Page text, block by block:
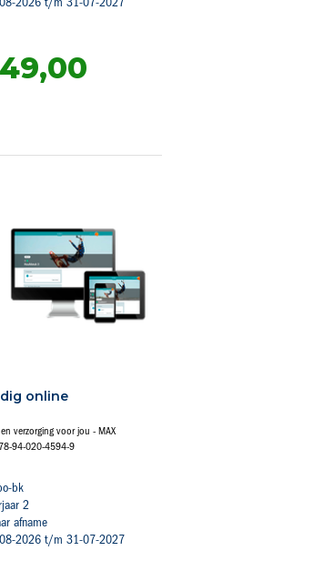
00
online
verzorging voor jou - MAX
94-020-4594-9
bk
2
afname
2026 t/m 31-07-2027